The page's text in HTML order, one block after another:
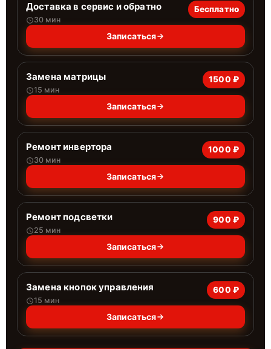
Доставка в сервис и обратно
30 мин
Бесплатно
Записаться
Замена матрицы
15 мин
1500 ₽
Записаться
Ремонт инвертора
30 мин
1000 ₽
Записаться
Ремонт подсветки
25 мин
900 ₽
Записаться
Замена кнопок управления
15 мин
600 ₽
Записаться